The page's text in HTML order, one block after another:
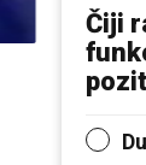
Čiji